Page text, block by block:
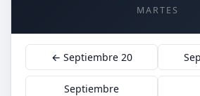
MARTES
← Septiembre 20
Septiembre